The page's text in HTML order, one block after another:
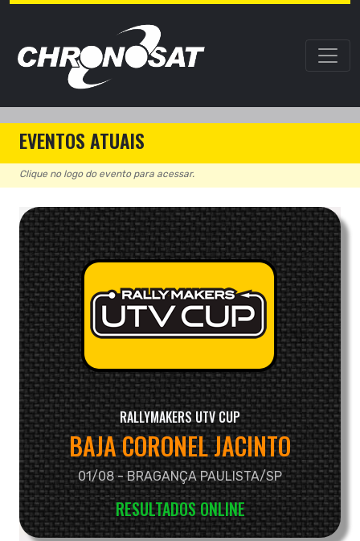
EVENTOS ATUAIS
Clique no logo do evento para acessar.
RALLYMAKERS UTV CUP
BAJA CORONEL JACINTO
01/08 - BRAGANÇA PAULISTA/SP
RESULTADOS ONLINE